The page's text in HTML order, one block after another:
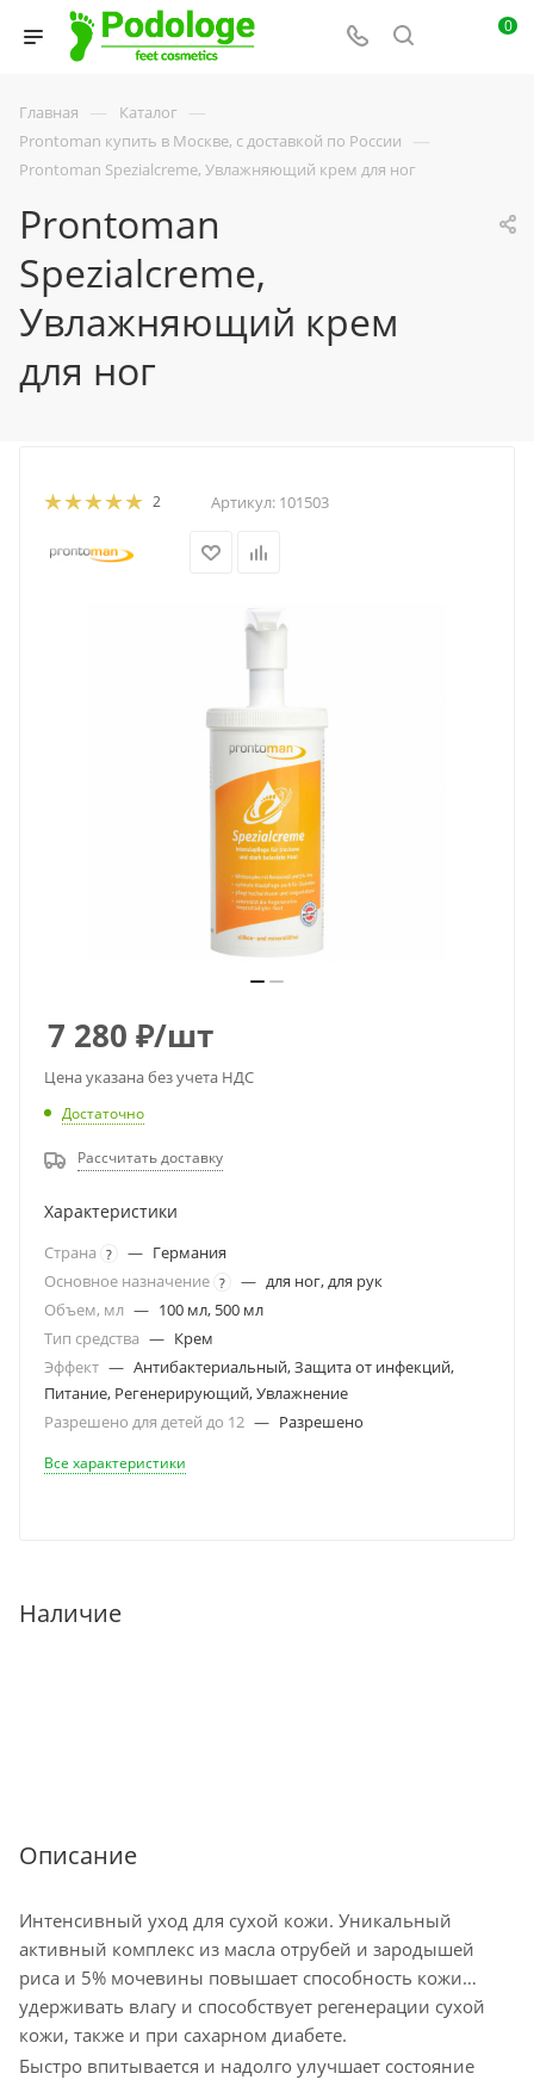
0
Главная — Каталог —
Prontoman купить в Москве, с доставкой по России —
Prontoman Spezialcreme, Увлажняющий крем для ног
Prontoman
Spezialcreme,
Увлажняющий крем
для ног
2 Артикул: 101503
7 280 ₽/шт
Цена указана без учета НДС
Достаточно
Рассчитать доставку
Характеристики
Страна ? — Германия
Основное назначение ? — для ног, для рук
Объем, мл — 100 мл, 500 мл
Тип средства — Крем
Эффект — Антибактериальный, Защита от инфекций,
Питание, Регенерирующий, Увлажнение
Разрешено для детей до 12 — Разрешено
Все характеристики
Наличие
Описание
Интенсивный уход для сухой кожи. Уникальный
активный комплекс из масла отрубей и зародышей
риса и 5% мочевины повышает способность кожи
удерживать влагу и способствует регенерации сухой
кожи, также и при сахарном диабете.
Быстро впитывается и надолго улучшает состояние